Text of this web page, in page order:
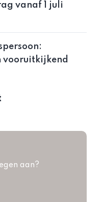
vanaf 1 juli
vooruitkijkend
aan?